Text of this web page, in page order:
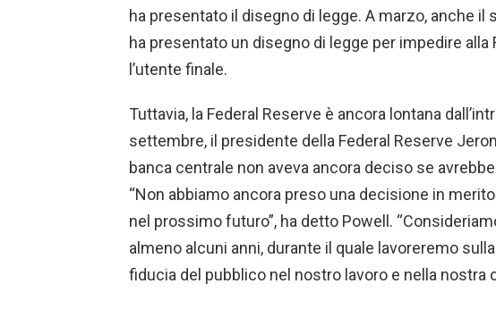
ha presentato il disegno di legge. A marzo, anche
ha presentato un disegno di legge per impedire alla
l’utente finale.
Tuttavia, la Federal Reserve è ancora lontana
settembre, il presidente della Federal Reserve
banca centrale non aveva ancora deciso se
“Non abbiamo ancora preso una decisione in
nel prossimo futuro”, ha detto Powell.
almeno alcuni anni, durante il quale lavoreremo
fiducia del pubblico nel nostro lavoro e nella nostra